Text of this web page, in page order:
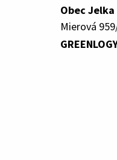
Obec Jelka
Mierová